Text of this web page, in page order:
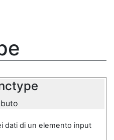
dati di un elemento input